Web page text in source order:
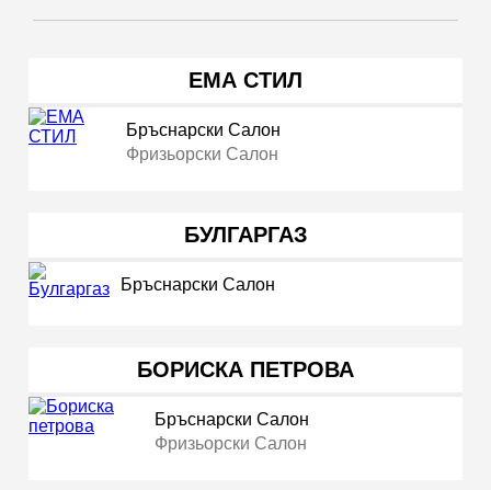
ЕМА СТИЛ
Бръснарски Салон
Фризьорски Салон
БУЛГАРГАЗ
Бръснарски Салон
БОРИСКА ПЕТРОВА
Бръснарски Салон
Фризьорски Салон